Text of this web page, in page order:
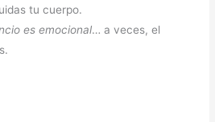
tu cuerpo.
es emocional… a veces, el